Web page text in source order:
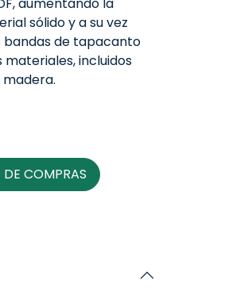
sólido y a su vez
bandas de tapacanto
incluidos
COMPRAS